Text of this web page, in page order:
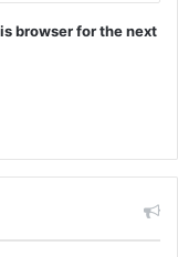
browser for the next